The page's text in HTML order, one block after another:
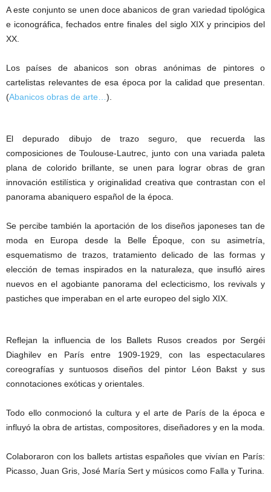
A este conjunto se unen doce abanicos de gran variedad tipológica
e iconográfica, fechados entre finales del siglo XIX y principios del
XX.
Los países de abanicos son obras anónimas de pintores o
cartelistas relevantes de esa época por la calidad que presentan.
(Abanicos obras de arte… ).
El depurado dibujo de trazo seguro, que recuerda las
composiciones de Toulouse‐Lautrec, junto con una variada paleta
plana de colorido brillante, se unen para lograr obras de gran
innovación estilística y originalidad creativa que contrastan con el
panorama abaniquero español de la época.
Se percibe también la aportación de los diseños japoneses tan de
moda en Europa desde la Belle Époque, con su asimetría,
esquematismo de trazos, tratamiento delicado de las formas y
elección de temas inspirados en la naturaleza, que insufló aires
nuevos en el agobiante panorama del eclecticismo, los revivals y
pastiches que imperaban en el arte europeo del siglo XIX.
Reflejan la influencia de los Ballets Rusos creados por Sergéi
Diaghilev en París entre 1909‐1929, con las espectaculares
coreografías y suntuosos diseños del pintor Léon Bakst y sus
connotaciones exóticas y orientales.
Todo ello conmocionó la cultura y el arte de París de la época e
influyó la obra de artistas, compositores, diseñadores y en la moda.
Colaboraron con los ballets artistas españoles que vivían en París:
Picasso, Juan Gris, José María Sert y músicos como Falla y Turina.